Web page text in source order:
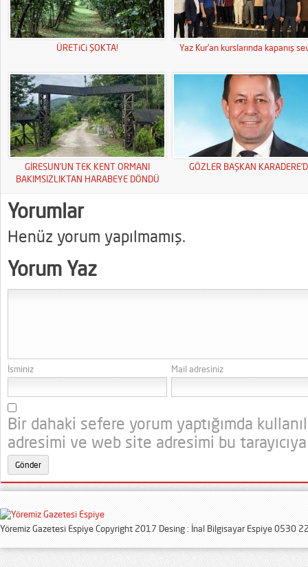
ÜRETiCi ŞOKTA! Yaz Kur’an kurslarında kapanış
GİRESUN’UN TEK KENT ORMANI
BAKIMSIZLIKTAN HARABEYE DÖNDÜ
GÖZLER BAŞKAN
Yorumlar
Henüz yorum yapılmamış.
Yorum Yaz
İsminiz Mail adresiniz
Bir dahaki sefere yorum yaptığımda
adresimi ve web site adresimi bu
Yöremiz Gazetesi Espiye Copyright 2017 Desing : İnal Bilgisayar Espiye 0530